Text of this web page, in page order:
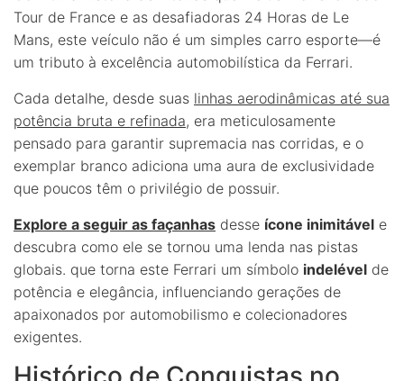
Tour de France e as desafiadoras 24 Horas de Le
Mans, este veículo não é um simples carro esporte—é
um tributo à excelência automobilística da Ferrari.
Cada detalhe, desde suas linhas aerodinâmicas até sua
potência bruta e refinada, era meticulosamente
pensado para garantir supremacia nas corridas, e o
exemplar branco adiciona uma aura de exclusividade
que poucos têm o privilégio de possuir.
Explore a seguir as façanhas desse ícone inimitável e
descubra como ele se tornou uma lenda nas pistas
globais. que torna este Ferrari um símbolo indelével de
potência e elegância, influenciando gerações de
apaixonados por automobilismo e colecionadores
exigentes.